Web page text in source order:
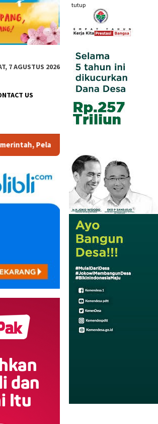
tutup
7 AGUSTUS 2026
US
Investor, Akademisi, dan Pengusaha